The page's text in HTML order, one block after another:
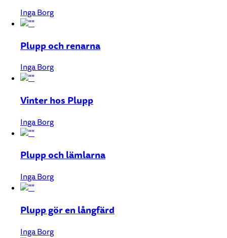
Inga Borg
Plupp och renarna
Inga Borg
Vinter hos Plupp
Inga Borg
Plupp och lämlarna
Inga Borg
Plupp gör en långfärd
Inga Borg